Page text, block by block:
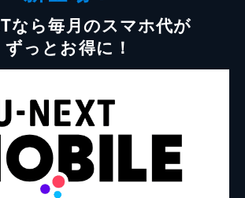
なら毎月のスマホ代が
ずっとお得に！